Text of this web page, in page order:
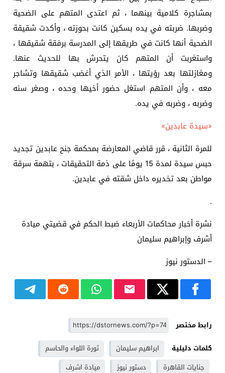
بمشاجرة كلامية بينهما ، ثم اعتدى المتهم على الضحية
وضربها. ضربته في يده بسكين كانت بحوزته ، وأكدت شقيقة
الضحية أنها كانت في طريقها إلى المدرسة برفقة شقيقها ،
واستغربت أن المتهم كان يتحرش بها للحديث عنها.
ومغازلتها بعد رؤيتها ، الأمر الذي أغضب شقيقها وتشاجر
معه ، وأن المتهم استغل حضور أخيها وحده ، وصغر سنه
وضربه ، وضربه في يده.
«سيدة عابدين»
للمرة الثانية ، قرر قاضي المعارضة بمحكمة جنح عابدين تجديد
حبس سيدة لمدة 15 يومًا على ذمة التحقيقات ، بتهمة سرقة
مواطن بعد تخديره داخل شقته في عابدين.
.
نشرة أخبار محاكمات الأربعاء ضبط الحكم في قضيتي ميادة
أشرف وإبراهيم سليمان
– الدستور نيوز
رابط مختصر
كلمات دليلية
ابراهيم سليمان
ثورة اللواء والحاسم
جنايات القاهرة
دستور نيوز ميادة اشرف